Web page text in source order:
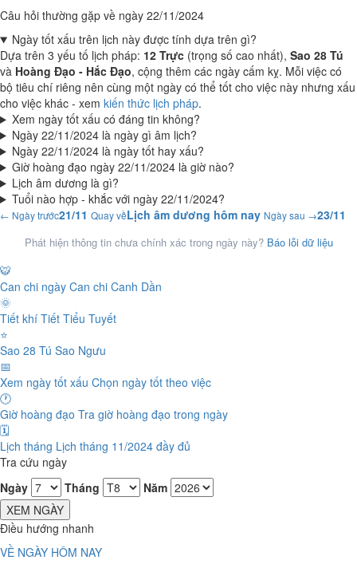
Câu hỏi thường gặp về ngày 22/11/2024
Ngày tốt xấu trên lịch này được tính dựa trên gì?
Dựa trên 3 yếu tố lịch pháp: 12 Trực (trọng số cao nhất), Sao 28 Tú
và Hoàng Đạo - Hắc Đạo, cộng thêm các ngày cấm kỵ. Mỗi việc có
bộ tiêu chí riêng nên cùng một ngày có thể tốt cho việc này nhưng xấu
cho việc khác - xem kiến thức lịch pháp.
Xem ngày tốt xấu có đáng tin không?
Ngày 22/11/2024 là ngày gì âm lịch?
Ngày 22/11/2024 là ngày tốt hay xấu?
Giờ hoàng đạo ngày 22/11/2024 là giờ nào?
Lịch âm dương là gì?
Tuổi nào hợp - khắc với ngày 22/11/2024?
← Ngày trước21/11 Quay vềLịch âm dương hôm nay Ngày sau →23/11
Phát hiện thông tin chưa chính xác trong ngày này? Báo lỗi dữ liệu
🐯
Can chi ngày Can chi Canh Dần
🌞
Tiết khí Tiết Tiểu Tuyết
⭐
Sao 28 Tú Sao Ngưu
📅
Xem ngày tốt xấu Chọn ngày tốt theo việc
🕐
Giờ hoàng đạo Tra giờ hoàng đạo trong ngày
🗓️
Lịch tháng Lịch tháng 11/2024 đầy đủ
Tra cứu ngày
Ngày
Tháng
Năm
XEM NGÀY
Điều hướng nhanh
VỀ NGÀY HÔM NAY